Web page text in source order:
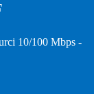
10/100 Mbps -